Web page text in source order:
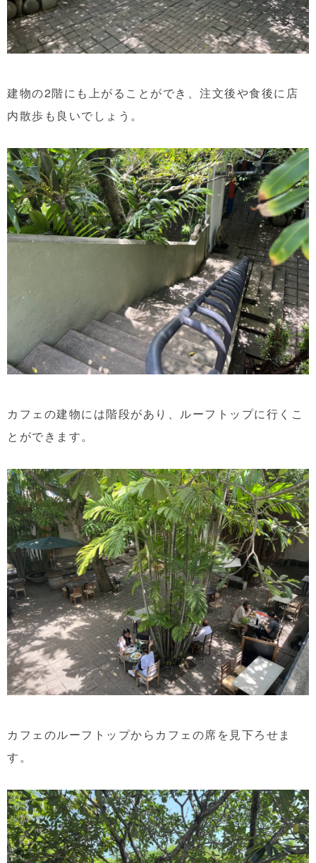
建物の2階にも上がることができ、注文後や食後に店
内散歩も良いでしょう。
カフェの建物には階段があり、ルーフトップに行くこ
とができます。
カフェのルーフトップからカフェの席を見下ろせま
す。